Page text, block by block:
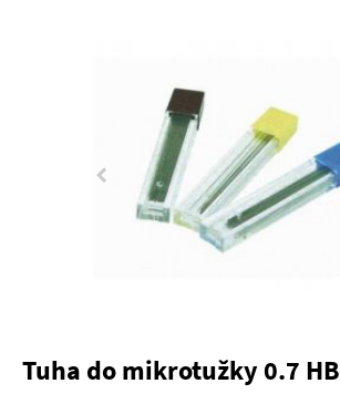
Tuha do mikrotužky 0.7 HB